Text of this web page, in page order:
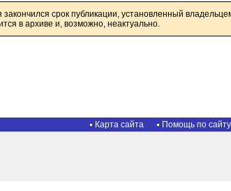
закончился срок публикации, установленный
в архиве и, возможно, неактуально.
Карта сайта Помощь по сайту